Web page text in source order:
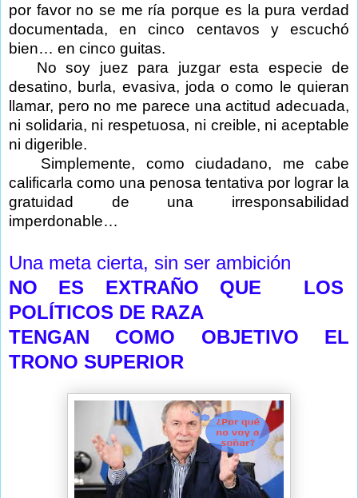
por favor no se me ría porque es la pura verdad
documentada, en cinco centavos y escuchó
bien… en cinco guitas.
No soy juez para juzgar esta especie de
desatino, burla, evasiva, joda o como le quieran
llamar, pero no me parece una actitud adecuada,
ni solidaria, ni respetuosa, ni creible, ni aceptable
ni digerible.
Simplemente, como ciudadano, me cabe
calificarla como una penosa tentativa por lograr la
gratuidad de una irresponsabilidad
imperdonable…
Una meta cierta, sin ser ambición
NO ES EXTRAÑO QUE
LOS
POLÍTICOS DE RAZA
TENGAN COMO OBJETIVO EL
TRONO SUPERIOR